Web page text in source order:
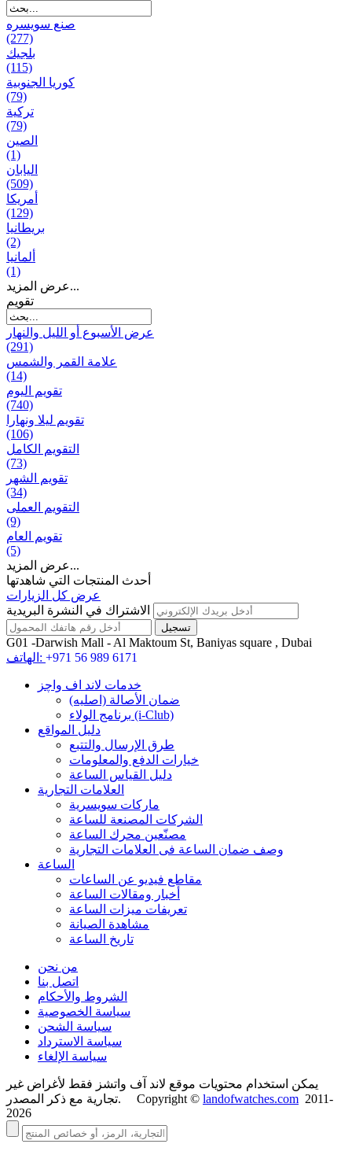
صنع سویسره
(277)
بلجيك
(115)
كوريا الجنوبية
(79)
تركية
(79)
الصين
(1)
اليابان
(509)
أمريكا
(129)
بریطانیا
(2)
ألمانيا
(1)
عرض المزيد...
تقويم
عرض الأسبوع أو الليل والنهار
(291)
علامة القمر والشمس
(14)
تقویم الیوم
(740)
تقويم ليلا ونهارا
(106)
التقويم الكامل
(73)
تقويم الشهر
(34)
التقويم العملی
(9)
تقويم العام
(5)
عرض المزيد...
أحدث المنتجات التي شاهدتها
عرض كل الزيارات
الاشتراك في النشرة البريدية
G01 -Darwish Mall - Al Maktoum St, Baniyas square , Dubai
الهاتف: +971 56 989 6171
خدمات لاند اف واچز
ضمان الأصالة (اصلیه)
برنامج الولاء (i-Club)
دليل المواقع
طرق الإرسال والتتبع
خيارات الدفع والمعلومات
دليل القياس الساعة
العلامات التجارية
ماركات سويسرية
الشركات المصنعة للساعة
مصنّعين محرك الساعة
وصف ضمان الساعة فی العلامات التجارية
الساعة
مقاطع فيديو عن الساعات
أخبار ومقالات الساعة
تعريفات ميزات الساعة
مشاهدة الصيانة
تاريخ الساعة
من نحن
اتصل بنا
الشروط والأحكام
سياسة الخصوصية
سياسة الشحن
سياسة الاسترداد
سياسة الإلغاء
يمكن استخدام محتويات موقع لاند آف واتشز فقط لأغراض غير
تجارية مع ذكر المصدر. Copyright © landofwatches.com 2011-
2026